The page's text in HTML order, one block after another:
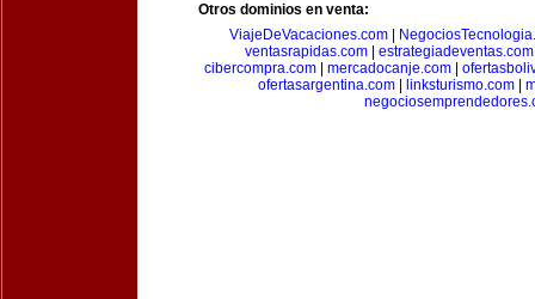
Otros dominios en venta:
ViajeDeVacaciones.com
ventasrapidas.com
estrategiadeventas.com
cibercompra.com| mercadocanje.com|
ofertasargentina.com| linksturismo.com|